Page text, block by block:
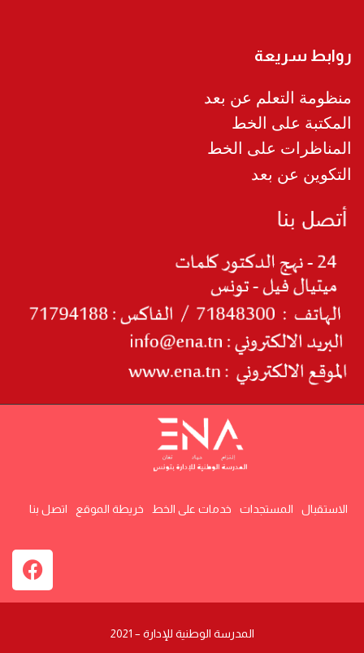
روابط سريعة
منظومة التعلم عن بعد
المكتبة على الخط
المناظرات على الخط
التكوين عن بعد
الاستقبال المستجدات خدمات على الخط خريطة الموقع اتصل بنا
المدرسة الوطنية للإدارة – 2021